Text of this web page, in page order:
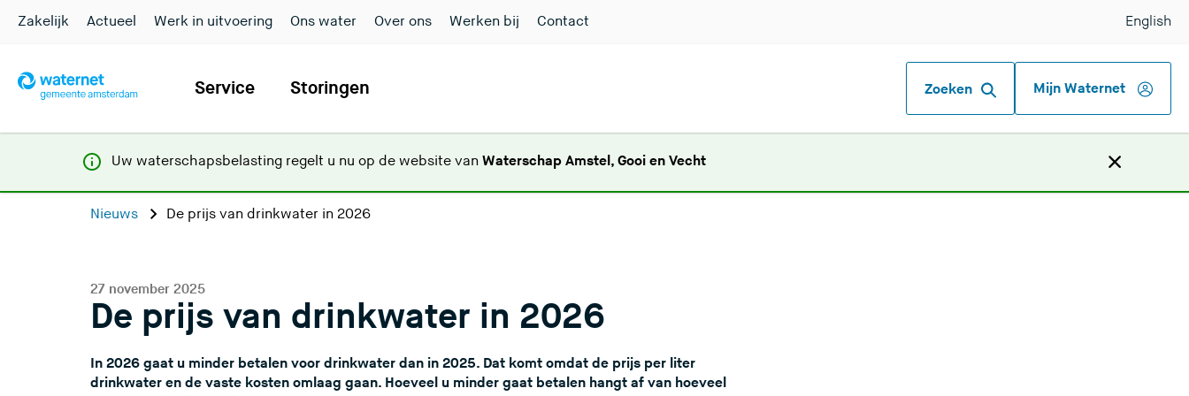
Service Storingen Zoeken Mijn Waternet
Zakelijk Actueel Werk in uitvoering Ons water Over ons Werken bij Contact English
Uw waterschapsbelasting regelt u nu op de website van Waterschap Amstel, Gooi en Vecht(
e
Nieuws De prijs van drinkwater in 2026
De prijs van drinkwater in 2026
27 november 2025
In 2026 gaat u minder betalen voor drinkwater dan in 2025. Dat komt omdat de prijs per liter
drinkwater en de vaste kosten omlaag gaan. Hoeveel u minder gaat betalen hangt af van hoeveel